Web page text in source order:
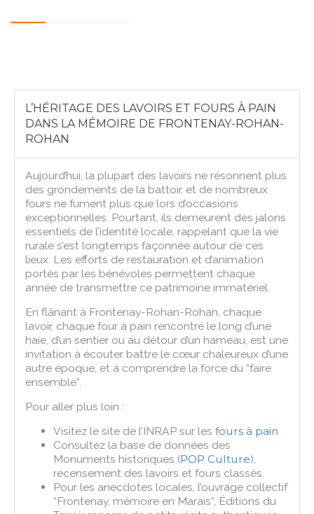
L’HÉRITAGE DES LAVOIRS ET FOURS À PAIN
DANS LA MÉMOIRE DE FRONTENAY-ROHAN-
ROHAN
Aujourd’hui, la plupart des lavoirs ne résonnent plus
des grondements de la battoir, et de nombreux
fours ne fument plus que lors d’occasions
exceptionnelles. Pourtant, ils demeurent des jalons
essentiels de l’identité locale, rappelant que la vie
rurale s’est longtemps façonnée autour de ces
lieux. Les efforts de restauration et d’animation
portés par les bénévoles permettent chaque
année de transmettre ce patrimoine immatériel.
En flânant à Frontenay-Rohan-Rohan, chaque
lavoir, chaque four à pain rencontré le long d’une
haie, d’un sentier ou au détour d’un hameau, est une
invitation à écouter battre le cœur chaleureux d’une
autre époque, et à comprendre la force du “faire
ensemble”.
Pour aller plus loin :
Visitez le site de l’INRAP sur lesfours à pain
Consultez la base de données des
Monuments historiques (POP Culture),
recensement des lavoirs et fours classés.
Pour les anecdotes locales, l’ouvrage collectif
“Frontenay, mémoire en Marais”, Éditions du